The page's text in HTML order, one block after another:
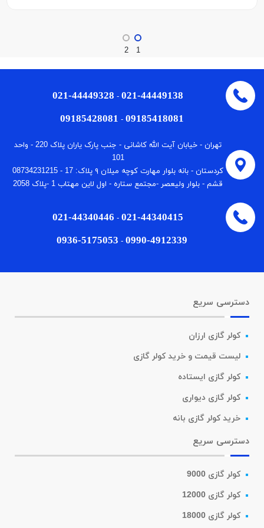
1
2
021-44449138
-
021-44449328
09185418081
-
09185428081
تهران - خیابان آیت الله کاشانی - جنب پارک یاران پلاک 220 - واحد
101
كردستان - بانه بلوار مهارت كوچه میلان ٩ پلاک: 17 - 08734231215
قشم - بلوار ولیعصر -مجتمع ستاره - اول لاین مهتاب 1 -پلاک 2058
021-44340415
-
021-44340446
0990-4912339
-
0936-5175053
دسترسی سریع
کولر گازی ارزان
لیست قیمت و خرید کولر گازی
کولر گازی ایستاده
کولر گازی دیواری
خرید کولر گازی بانه
دسترسی سریع
کولر گازی 9000
کولر گازی 12000
کولر گازی 18000